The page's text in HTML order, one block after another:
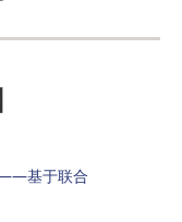
——基于联合